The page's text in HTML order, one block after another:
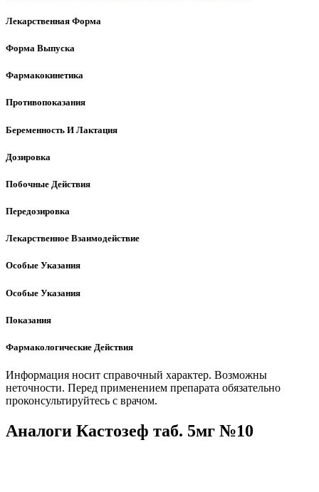
Лекарственная Форма
Форма Выпуска
Фармакокинетика
Противопоказания
Беременность И Лактация
Дозировка
Побочные Действия
Передозировка
Лекарственное Взаимодействие
Особые Указания
Особые Указания
Показания
Фармакологические Действия
Информация носит справочный характер. Возможны
неточности. Перед применением препарата обязательно
проконсультируйтесь с врачом.
Аналоги Кастозеф таб. 5мг №10